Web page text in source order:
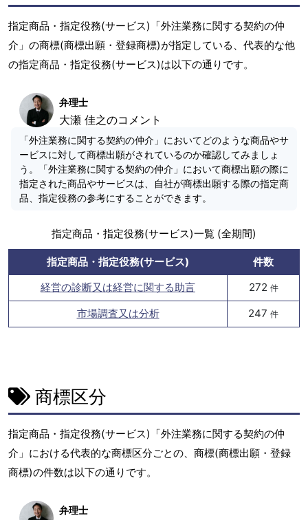
指定商品・指定役務(サービス)「外注業務に関する契約の仲
介」の商標(商標出願・登録商標)が指定している、代表的な他
の指定商品・指定役務(サービス)は以下の通りです。
弁理士
大瀬 佳之のコメント
「外注業務に関する契約の仲介」においてどのような商品やサ
ービスに対して商標出願がされているのか確認してみましょ
う。「外注業務に関する契約の仲介」において商標出願の際に
指定された商品やサービスは、自社が商標出願する際の指定商
品、指定役務の参考にすることができます。
指定商品・指定役務(サービス)一覧 (全期間)
指定商品・指定役務(サービス)
件数
経営の診断又は経営に関する助言
272 件
市場調査又は分析 247 件
商標区分
指定商品・指定役務(サービス)「外注業務に関する契約の仲
介」における代表的な商標区分ごとの、商標(商標出願・登録
商標)の件数は以下の通りです。
弁理士